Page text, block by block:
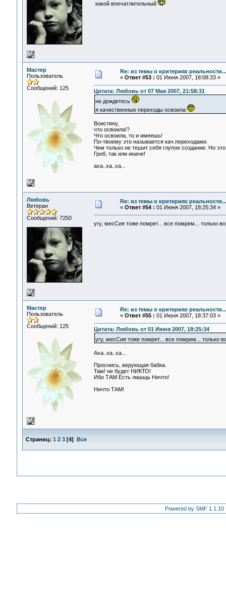
какой впечатлительный
Мастер
Пользователь
Сообщений: 125
Re: из темы о критериях реальности...
« Ответ #53 : 01 Июня 2007, 18:08:33 »
Цитата: Любовь от 07 Мая 2007, 21:58:31
не дождетесь
я качественные переходы освоила
Воистину,
что освоила!?
Что освоила, то и имеешь!
По-твоему это называется кач.переходами.
Чем только не тешит себя глупое создание. Но это
Гроб, так или иначе!
аха..ха..ха...
Любовь
Ветеран
Сообщений: 7250
Re: из темы о критериях реальности...
« Ответ #54 : 01 Июня 2007, 18:25:34 »
угу, месСия тоже помрет... все помрем... только
Мастер
Пользователь
Сообщений: 125
Re: из темы о критериях реальности...
« Ответ #55 : 01 Июня 2007, 18:37:03 »
Цитата: Любовь от 01 Июня 2007, 18:25:34
угу, месСия тоже помрет... все помрем... только
Аха..ха..ха...
Проснись, верующая бабка.
Там! не будет НИКТО!
Ибо ТАМ Есть лишщь Ничто!
Ничто ТАМ!
Страниц: 1 2 3[4] Все
Powered by SMF 1.1.10